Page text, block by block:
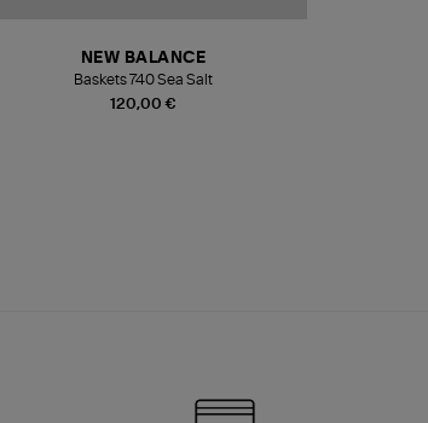
120,00 €
NEW BALANCE
Baskets 740 Sea Salt